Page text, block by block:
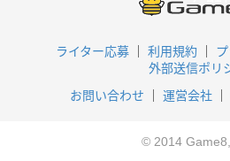
ライター応募 利用規約
外部送信ポリ
お問い合わせ
運営会社
© 2014